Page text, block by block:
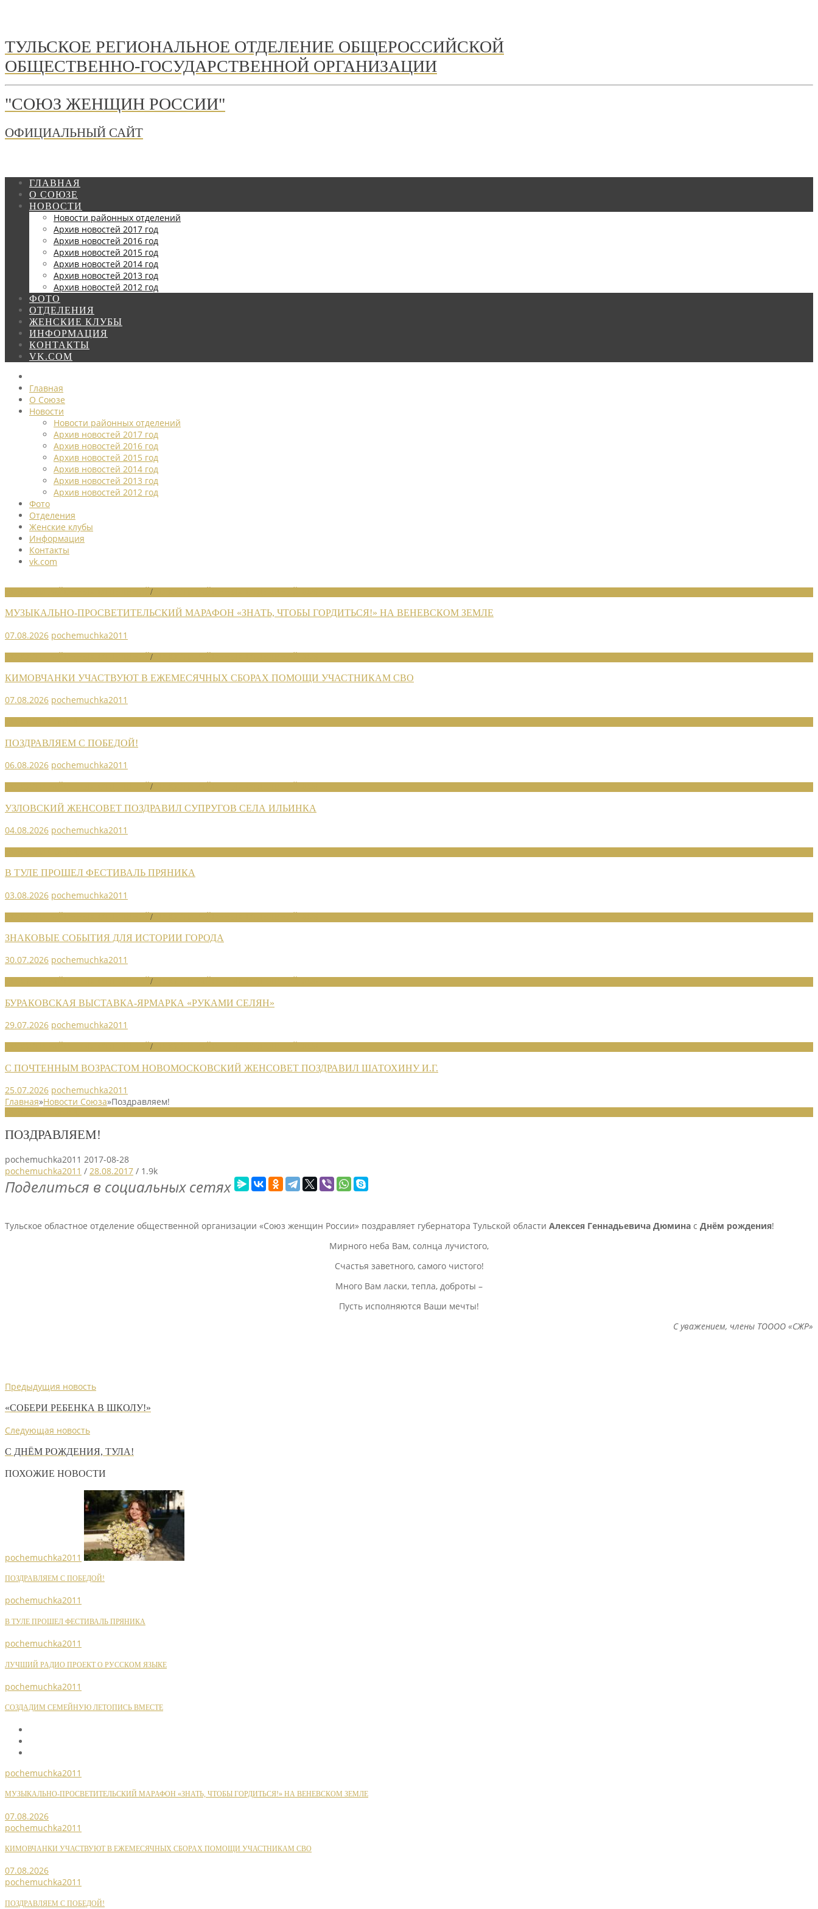
ТУЛЬСКОЕ РЕГИОНАЛЬНОЕ ОТДЕЛЕНИЕ ОБЩЕРОССИЙСКОЙ
ОБЩЕСТВЕННО-ГОСУДАРСТВЕННОЙ ОРГАНИЗАЦИИ
"СОЮЗ ЖЕНЩИН РОССИИ"
ОФИЦИАЛЬНЫЙ САЙТ
ГЛАВНАЯ
О СОЮЗЕ
НОВОСТИ
Новости районных отделений
Архив новостей 2017 год
Архив новостей 2016 год
Архив новостей 2015 год
Архив новостей 2014 год
Архив новостей 2013 год
Архив новостей 2012 год
ФОТО
ОТДЕЛЕНИЯ
ЖЕНСКИЕ КЛУБЫ
ИНФОРМАЦИЯ
КОНТАКТЫ
VK.COM
Главная
О Союзе
Новости
Новости районных отделений
Архив новостей 2017 год
Архив новостей 2016 год
Архив новостей 2015 год
Архив новостей 2014 год
Архив новостей 2013 год
Архив новостей 2012 год
Фото
Отделения
Женские клубы
Информация
Контакты
vk.com
/
МУЗЫКАЛЬНО-ПРОСВЕТИТЕЛЬСКИЙ МАРАФОН «ЗНАТЬ, ЧТОБЫ ГОРДИТЬСЯ!» НА ВЕНЕВСКОМ ЗЕМЛЕ
07.08.2026 pochemuchka2011
/
КИМОВЧАНКИ УЧАСТВУЮТ В ЕЖЕМЕСЯЧНЫХ СБОРАХ ПОМОЩИ УЧАСТНИКАМ СВО
07.08.2026 pochemuchka2011
ПОЗДРАВЛЯЕМ С ПОБЕДОЙ!
06.08.2026 pochemuchka2011
/
УЗЛОВСКИЙ ЖЕНСОВЕТ ПОЗДРАВИЛ СУПРУГОВ СЕЛА ИЛЬИНКА
04.08.2026 pochemuchka2011
В ТУЛЕ ПРОШЕЛ ФЕСТИВАЛЬ ПРЯНИКА
03.08.2026 pochemuchka2011
/
ЗНАКОВЫЕ СОБЫТИЯ ДЛЯ ИСТОРИИ ГОРОДА
30.07.2026 pochemuchka2011
/
БУРАКОВСКАЯ ВЫСТАВКА-ЯРМАРКА «РУКАМИ СЕЛЯН»
29.07.2026 pochemuchka2011
/
С ПОЧТЕННЫМ ВОЗРАСТОМ НОВОМОСКОВСКИЙ ЖЕНСОВЕТ ПОЗДРАВИЛ ШАТОХИНУ И.Г.
25.07.2026 pochemuchka2011
Главная»Новости Союза»Поздравляем!
ПОЗДРАВЛЯЕМ!
pochemuchka2011 2017-08-28
pochemuchka2011 / 28.08.2017 / 1.9k
Поделиться в социальных сетях
Тульское областное отделение общественной организации «Союз женщин России» поздравляет губернатора Тульской области Алексея Геннадьевича Дюмина с Днём рождения!
Мирного неба Вам, солнца лучистого,
Счастья заветного, самого чистого!
Много Вам ласки, тепла, доброты –
Пусть исполняются Ваши мечты!
С уважением, члены ТОООО «СЖР»
Предыдущия новость
«СОБЕРИ РЕБЕНКА В ШКОЛУ!»
Следующая новость
С ДНЁМ РОЖДЕНИЯ, ТУЛА!
ПОХОЖИЕ НОВОСТИ
pochemuchka2011
ПОЗДРАВЛЯЕМ С ПОБЕДОЙ!
pochemuchka2011
В ТУЛЕ ПРОШЕЛ ФЕСТИВАЛЬ ПРЯНИКА
pochemuchka2011
ЛУЧШИЙ РАДИО ПРОЕКТ О РУССКОМ ЯЗЫКЕ
pochemuchka2011
СОЗДАДИМ СЕМЕЙНУЮ ЛЕТОПИСЬ ВМЕСТЕ
pochemuchka2011
МУЗЫКАЛЬНО-ПРОСВЕТИТЕЛЬСКИЙ МАРАФОН «ЗНАТЬ, ЧТОБЫ ГОРДИТЬСЯ!» НА ВЕНЕВСКОМ ЗЕМЛЕ
07.08.2026
pochemuchka2011
КИМОВЧАНКИ УЧАСТВУЮТ В ЕЖЕМЕСЯЧНЫХ СБОРАХ ПОМОЩИ УЧАСТНИКАМ СВО
07.08.2026
pochemuchka2011
ПОЗДРАВЛЯЕМ С ПОБЕДОЙ!